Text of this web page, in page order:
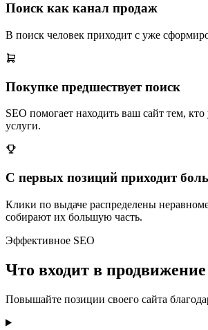
Поиск как канал продаж
В поиск человек приходит с уже
Покупке предшествует поиск
SEO помогает находить ваш сайт тем,
услуги.
С первых позиций приходит
Клики по выдаче распределены
собирают их большую часть.
Эффективное SEO
Что входит в продвижение
Повышайте позиции своего сайта